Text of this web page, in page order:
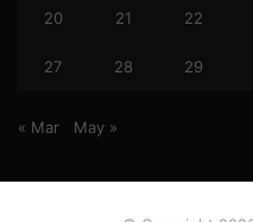
20 21 22
27 28 29
« Mar May »